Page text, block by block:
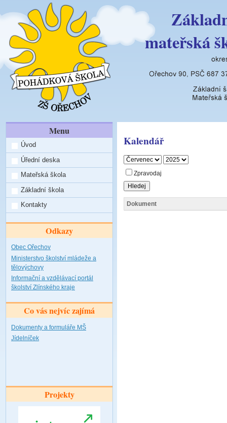
mateřská
Menu
Úvod
Úřední deska
Mateřská škola
Základní škola
Kontakty
Odkazy
Obec Ořechov
Ministerstvo školství mládeže a
tělovýchovy
Informační a vzdělávací portál
školství Zlínského kraje
Co vás nejvíc zajímá
Dokumenty a formuláře MŠ
Jídelníček
Projekty
Kalendář
Zpravodaj
Dokument